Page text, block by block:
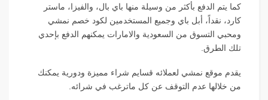
كما يتم الدفع بأكثر من وسيلة منها باي بال، والفيزا، ماستر
كارد، نقداً، أبل باي وجميع المستخدمين لكود خصم نمشي
ومحبي التسوق من السعودية والامارات يمكنهم الدفع بإحدي
تلك الطرق.
يقدم موقع نمشي لعملائه قسايم شراء مميزة ودورية يمكنك
من خلالها عدم التوقف عن كل ماترغب في شرائه.